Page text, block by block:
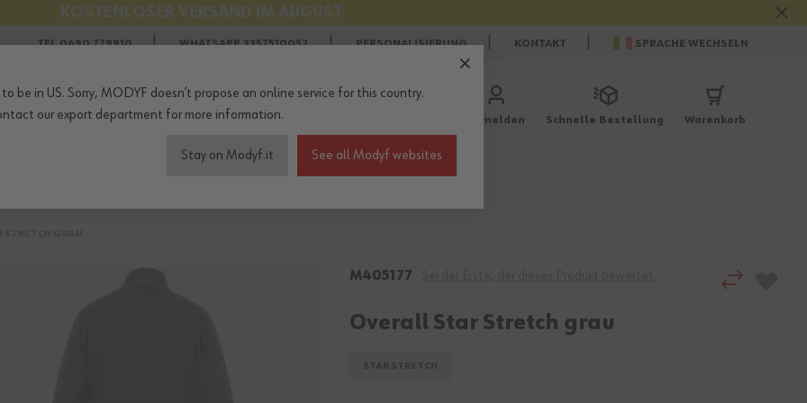
KOSTENLOSER VERSAND IM AUGUST
WIR SIND VOM 10. BIS 16. AUGUST GESCHLOSSEN
TEL 0690 779910 WHATSAPP 3357510052 PERSONALISIERUNG KONTAKT SPRACHE WECHSELN
Anmelden Schnelle Bestellung Warenkorb
SicherheitsschuheWetterschutzZubehörBerufe
M405177
Overall Star Stretch grau
to be in US. Sorry, MODYF doesn’t propose an online service for this country.
our export department for more information.
Stay on Modyf.it See all Modyf websites